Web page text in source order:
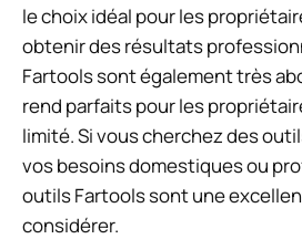
le choix idéal pour les
obtenir des résultats
Fartools sont également très
rend parfaits pour les
limité. Si vous cherchez des
vos besoins domestiques ou
outils Fartools sont une
considérer.